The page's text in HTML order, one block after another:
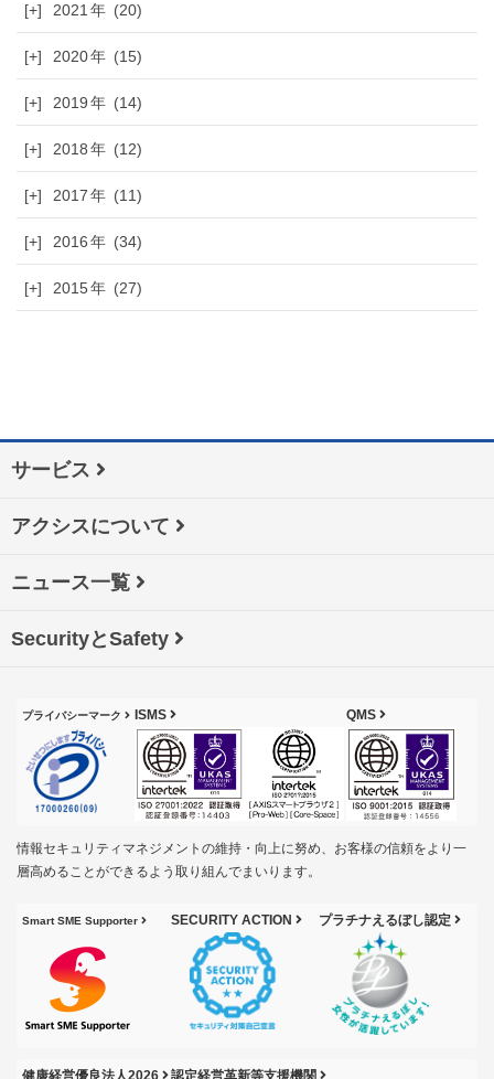
[+] 2021 (20)
[+] 2020 (15)
[+] 2019 (14)
[+] 2018 (12)
[+] 2017 (11)
[+] 2016 (34)
[+] 2015 (27)
サービス
アクシスについて
ニュース一覧
SecurityとSafety
プライバシーマーク ISMS QMS
情報セキュリティマネジメントの維持・向上に努め、お客様の信頼をより一
層高めることができるよう取り組んでまいります。
Smart SME Supporter SECURITY ACTION プラチナえるぼし認定
健康経営優良法人2026 認定経営革新等支援機関